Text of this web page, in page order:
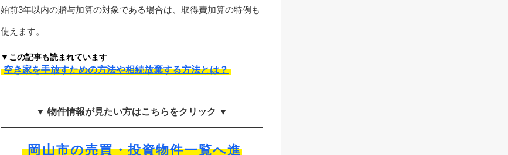
始前3年以内の贈与加算の対象である場合は、取得費加算の特例も
使えます。
▼この記事も読まれています
空き家を手放すための方法や相続放棄する方法とは？
▼ 物件情報が見たい方はこちらをクリック ▼
岡山市の売買・投資物件一覧へ進